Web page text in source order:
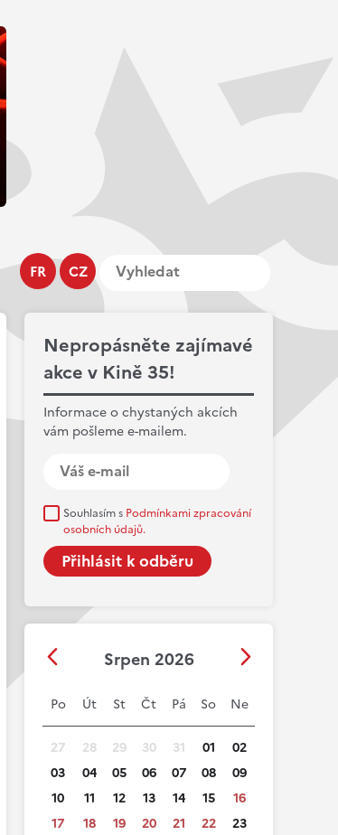
FR CZ
Nepropásněte zajímavé
akce v Kině 35!
Informace o chystaných akcích
vám pošleme e-mailem.
Souhlasím s Podmínkami zpracování
osobních údajů.
Srpen 2026
Po Út St Čt Pá So Ne
27 28 29 30 31 01
02
03
04 05 06 07 08
09
10
11 12 13 14 15
16
17
18 19 20 21 22
23